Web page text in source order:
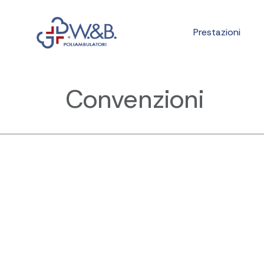
Prestazioni
Convenzioni